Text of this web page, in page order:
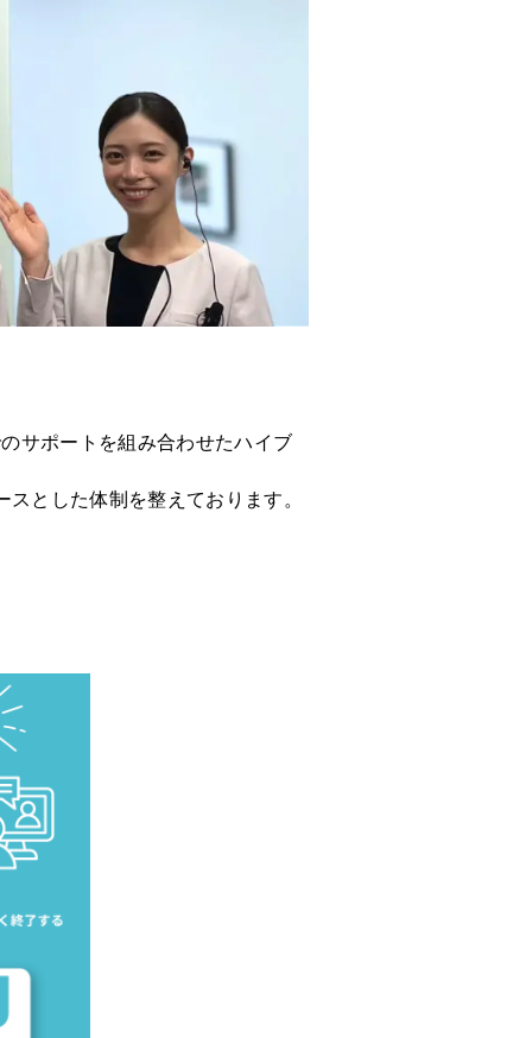
サポートを組み合わせたハイブ
とした体制を整えております。